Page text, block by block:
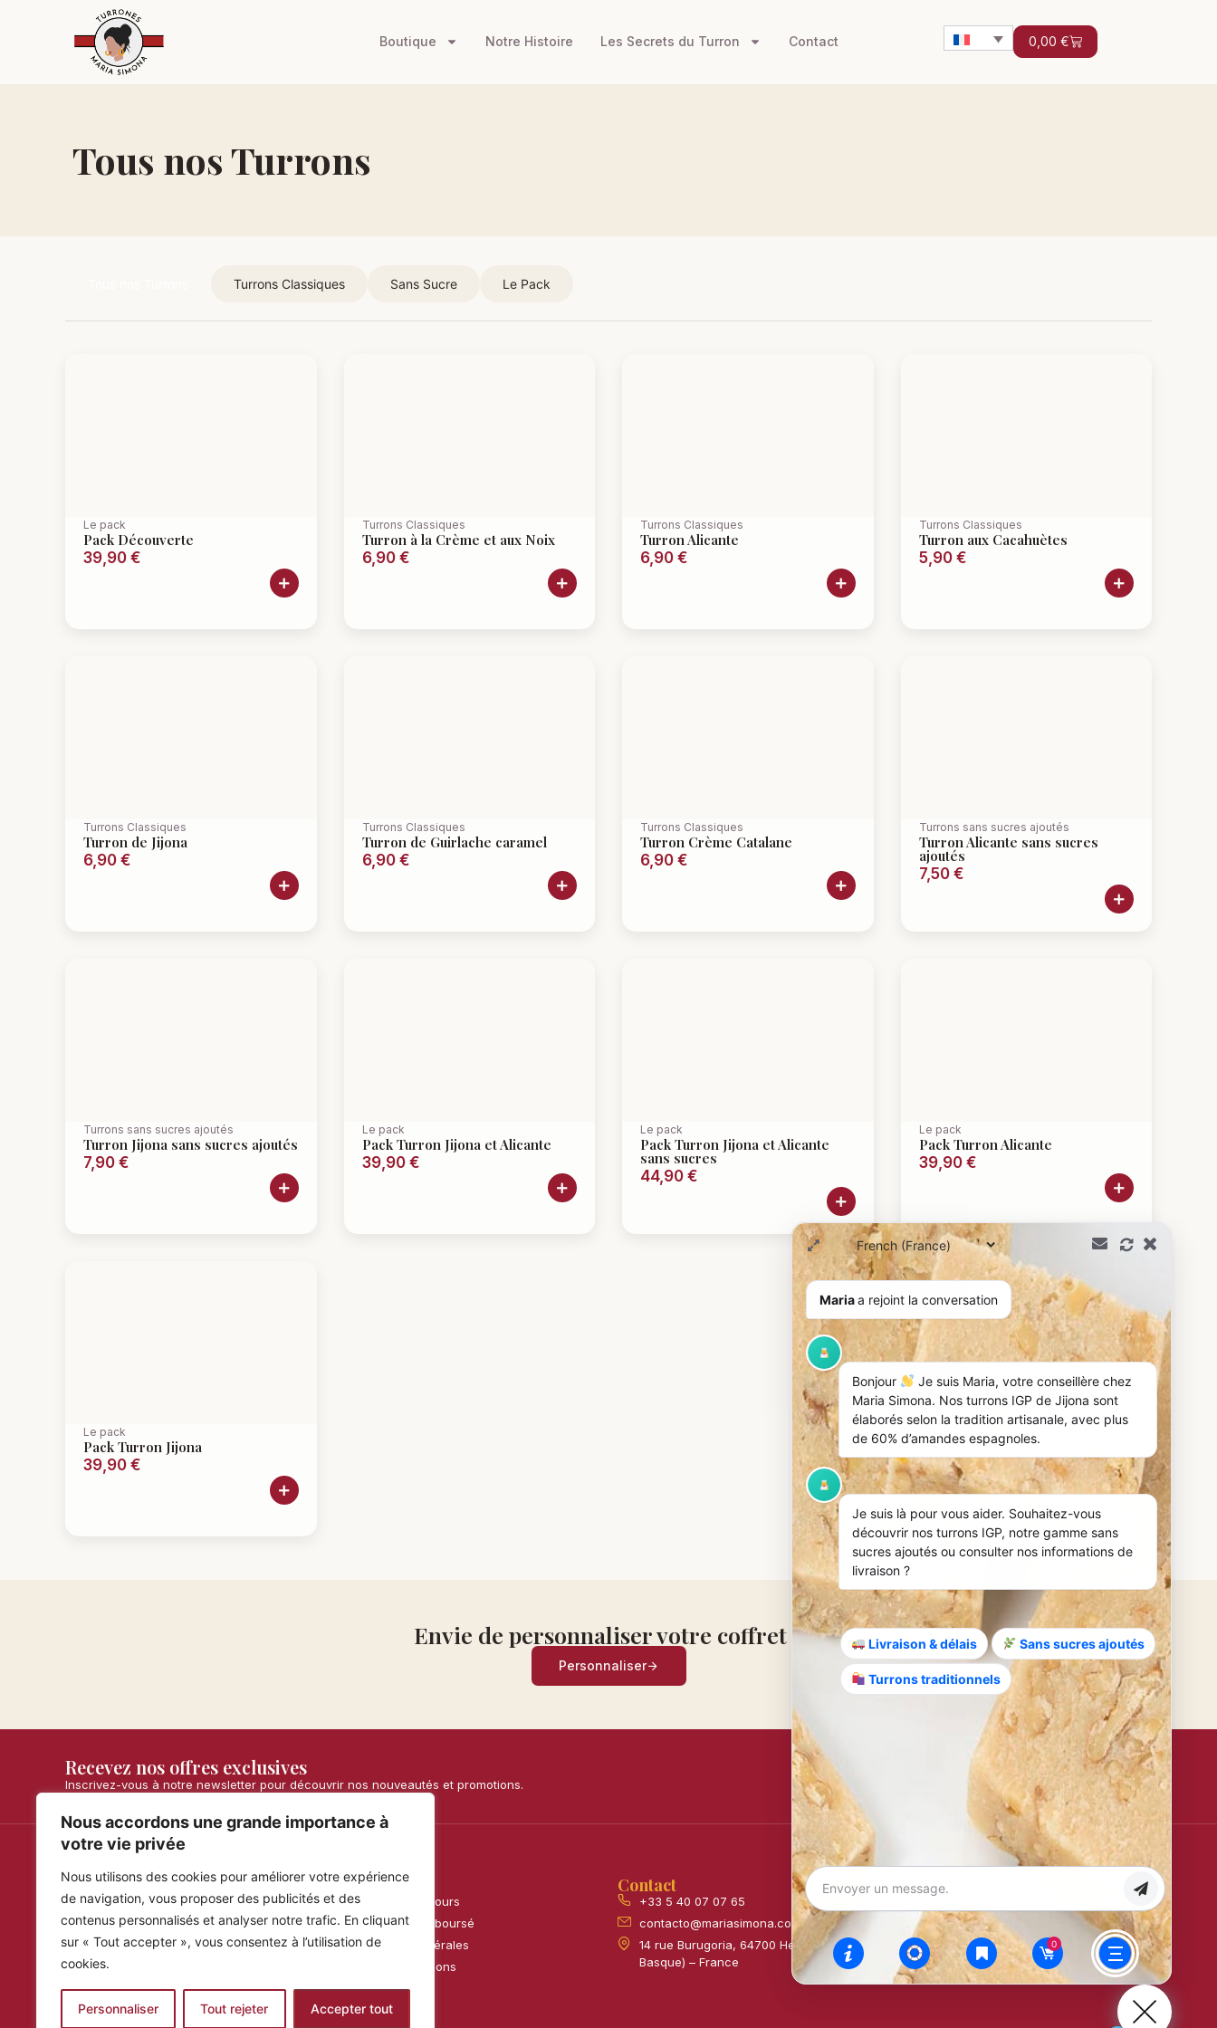
Nous accordons une grande importance à
votre vie privée
Nous utilisons des cookies pour améliorer votre expérience
de navigation, vous proposer des publicités et des
contenus personnalisés et analyser notre trafic. En cliquant
sur « Tout accepter », vous consentez à l’utilisation de
cookies.
Personnaliser Tout rejeter Accepter tout
Boutique Notre Histoire Les Secrets du Turron Contact 0,00 €
Tous nos Turrons
Turrons Classiques Sans Sucre Le Pack
Le pack
Pack Découverte
39,90 €
Turrons Classiques
Turron à la Crème et aux Noix
6,90 €
Turrons Classiques
Turron Alicante
6,90 €
Turrons Classiques
Turron aux Cacahuètes
5,90 €
Turrons Classiques
Turron de Jijona
6,90 €
Turrons Classiques
Turron de Guirlache caramel
6,90 €
Turrons Classiques
Turron Crème Catalane
6,90 €
Turrons sans sucres ajoutés
Turron Alicante sans sucres
ajoutés
7,50 €
Turrons sans sucres ajoutés
Turron Jijona sans sucres ajoutés
7,90 €
Le pack
Pack Turron Jijona et Alicante
39,90 €
Le pack
Pack Turron Jijona et Alicante
sans sucres
44,90 €
Le pack
Pack Turron Alicante
39,90 €
Le pack
Pack Turron Jijona
39,90 €
Envie de personnaliser votre coffret ?
Personnaliser
Recevez nos offres exclusives
Inscrivez-vous à notre newsletter pour découvrir nos nouveautés et promotions.
S'inscrire
Maria Simona
Turrons artisanaux fabriqués de façon
artisanale, garantis avec des ingrédients
100% espagnols et naturels.
Infos
Expédition & retours
Satisfait ou remboursé
Conditions Générales
Foire aux questions
Contact
+33 5 40 07 07 65
contacto@mariasimona.com
14 rue Burugoria, 64700 Hendaye (Pays
Basque) – France
Certifications
IGP
Jijona
Sans
Gluten
Huile de
Palme
Mariaa rejoint la conversation
Bonjour
Je suis Maria, votre conseillère chez
Maria Simona. Nos turrons IGP de Jijona sont
élaborés selon la tradition artisanale, avec plus
de 60% d’amandes espagnoles.
Je suis là pour vous aider. Souhaitez-vous
découvrir nos turrons IGP, notre gamme sans
sucres ajoutés ou consulter nos informations de
livraison ?
Livraison & délais Sans sucres ajoutés
Turrons traditionnels
0